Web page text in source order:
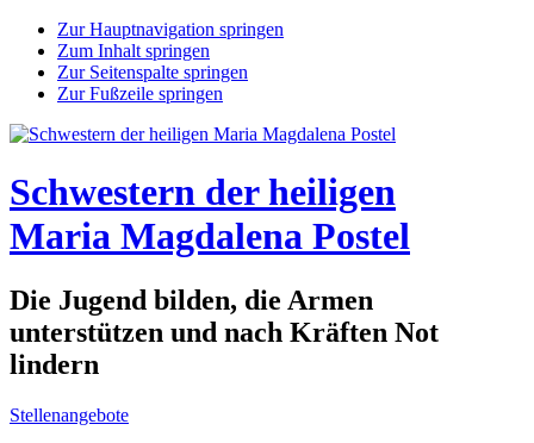
Zur Hauptnavigation springen
Zum Inhalt springen
Zur Seitenspalte springen
Zur Fußzeile springen
Schwestern der heiligen
Maria Magdalena Postel
Die Jugend bilden, die Armen
unterstützen und nach Kräften Not
lindern
Stellenangebote